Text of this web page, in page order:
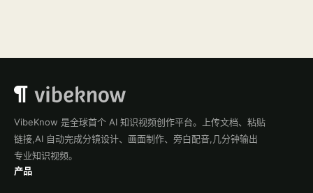
VibeKnow 是全球首个 AI 知识视频创作平台。上传文档、粘贴
链接,AI 自动完成分镜设计、画面制作、旁白配音,几分钟输出
专业知识视频。
产品